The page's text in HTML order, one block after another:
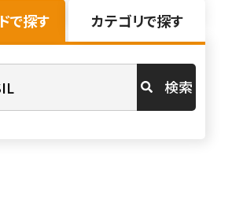
で探す カテゴリで探す
検索